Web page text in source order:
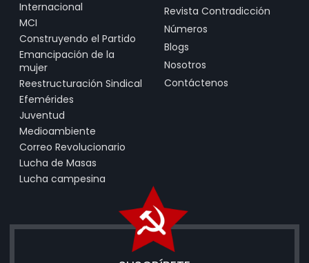
Internacional
MCI
Construyendo el Partido
Emancipación de la
mujer
Reestructuración Sindical
Efemérides
Juventud
Medioambiente
Correo Revolucionario
Lucha de Masas
Lucha campesina
Revista Contradicción
Números
Blogs
Nosotros
Contáctenos